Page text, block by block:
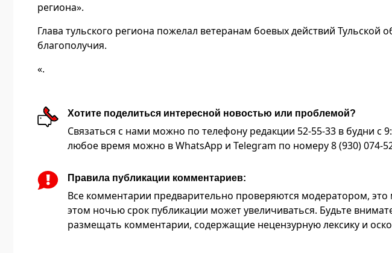
региона».
Глава тульского региона пожелал ветеранам боевых действий Тульской
благополучия.
«.
Хотите поделиться интересной новостью или проблемой?
Связаться с нами можно по телефону редакции 52-55-33 в будни с
любое время можно в WhatsApp и Telegram по номеру 8 (930) 074-
Правила публикации комментариев:
Все комментарии предварительно проверяются модератором,
этом ночью срок публикации может увеличиваться. Будьте
размещать комментарии, содержащие нецензурную лексику и